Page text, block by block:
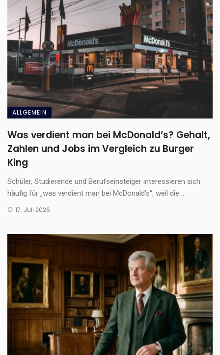
ALLGEMEIN
Was verdient man bei McDonald’s? Gehalt,
Zahlen und Jobs im Vergleich zu Burger
King
Schüler, Studierende und Berufseinsteiger interessieren sich
häufig für „was verdient man bei McDonald’s“, weil die ...
17. Juli 2026